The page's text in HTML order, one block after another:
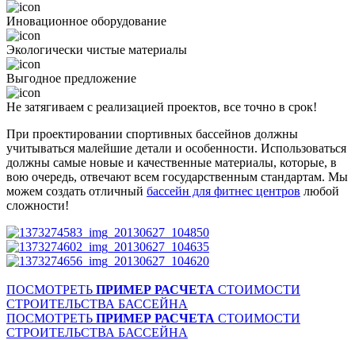
Иновационное оборудование
Экологически чистые материалы
Выгодное предложение
Не затягиваем с реализацией проектов, все точно в срок!
При проектировании спортивных бассейнов должны
учитываться малейшие детали и особенности. Использоваться
должны самые новые и качественные материалы, которые, в
вою очередь, отвечают всем государственным стандартам. Мы
можем создать отличный бассейн для фитнес центров любой
сложности!
ПОСМОТРЕТЬ ПРИМЕР РАСЧЕТА СТОИМОСТИ
СТРОИТЕЛЬСТВА БАССЕЙНА
ПОСМОТРЕТЬ ПРИМЕР РАСЧЕТА СТОИМОСТИ
СТРОИТЕЛЬСТВА БАССЕЙНА